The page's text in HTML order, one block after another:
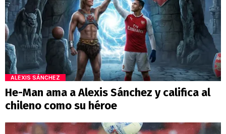
ALEXIS SÁNCHEZ
He-Man ama a Alexis Sánchez y califica al
chileno como su héroe